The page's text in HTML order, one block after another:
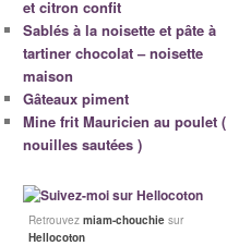
et citron confit
Sablés à la noisette et pâte à
tartiner chocolat – noisette
maison
Gâteaux piment
Mine frit Mauricien au poulet (
nouilles sautées )
Retrouvez miam-chouchie sur
Hellocoton